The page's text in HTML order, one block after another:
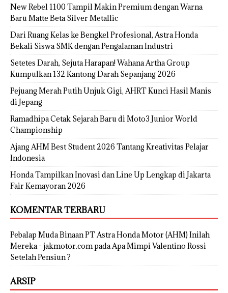
New Rebel 1100 Tampil Makin Premium dengan Warna
Baru Matte Beta Silver Metallic
Dari Ruang Kelas ke Bengkel Profesional, Astra Honda
Bekali Siswa SMK dengan Pengalaman Industri
Setetes Darah, Sejuta Harapan! Wahana Artha Group
Kumpulkan 132 Kantong Darah Sepanjang 2026
Pejuang Merah Putih Unjuk Gigi, AHRT Kunci Hasil Manis
di Jepang
Ramadhipa Cetak Sejarah Baru di Moto3 Junior World
Championship
Ajang AHM Best Student 2026 Tantang Kreativitas Pelajar
Indonesia
Honda Tampilkan Inovasi dan Line Up Lengkap di Jakarta
Fair Kemayoran 2026
KOMENTAR TERBARU
Pebalap Muda Binaan PT Astra Honda Motor (AHM) Inilah
Mereka - jakmotor.compadaApa Mimpi Valentino Rossi
Setelah Pensiun ?
ARSIP